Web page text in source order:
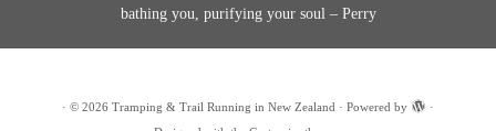
bathing you, purifying your soul – Perry
· © 2026 Tramping & Trail Running in New Zealand · Powered by
·